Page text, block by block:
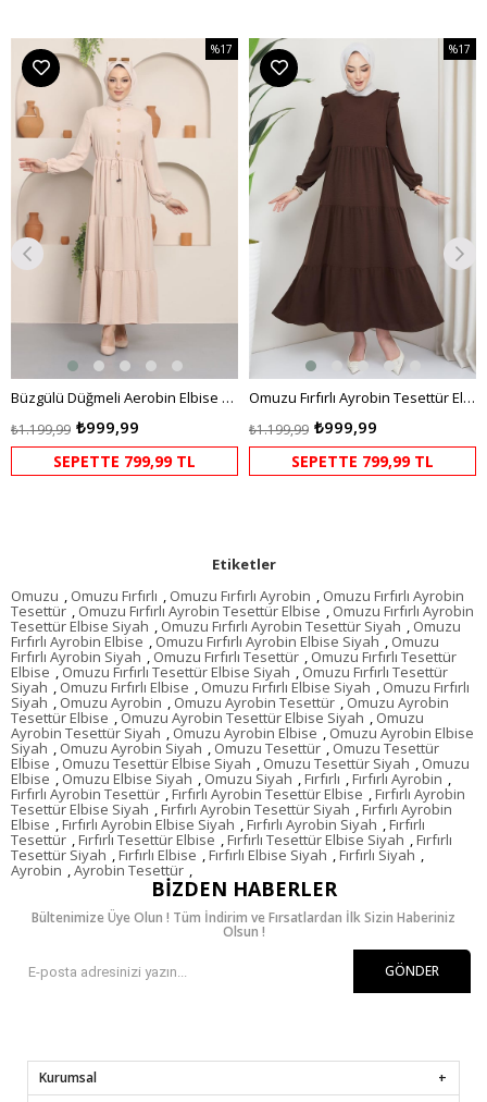
Büzgülü Düğmeli Aerobin Elbise Krem
₺999,99
₺1.199,99
%17
%17İndirim
SEPETTE 799,99 TL
Omuzu Fırfırlı Ayrobin Tesettür Elbise Kahverengi HM2062
₺999,99
₺1.199,99
%17
SEPETTE 799,99 TL
Etiketler
Omuzu , Omuzu Fırfırlı , Omuzu Fırfırlı Ayrobin , Omuzu Fırfırlı Ayrobin
Tesettür , Omuzu Fırfırlı Ayrobin Tesettür Elbise , Omuzu Fırfırlı Ayrobin
Tesettür Elbise Siyah , Omuzu Fırfırlı Ayrobin Tesettür Siyah , Omuzu
Fırfırlı Ayrobin Elbise , Omuzu Fırfırlı Ayrobin Elbise Siyah , Omuzu
Fırfırlı Ayrobin Siyah , Omuzu Fırfırlı Tesettür , Omuzu Fırfırlı Tesettür
Elbise , Omuzu Fırfırlı Tesettür Elbise Siyah , Omuzu Fırfırlı Tesettür
Siyah , Omuzu Fırfırlı Elbise , Omuzu Fırfırlı Elbise Siyah , Omuzu Fırfırlı
Siyah , Omuzu Ayrobin , Omuzu Ayrobin Tesettür ,Omuzu Ayrobin
Tesettür Elbise ,Omuzu Ayrobin Tesettür Elbise Siyah , Omuzu
Ayrobin Tesettür Siyah , Omuzu Ayrobin Elbise , Omuzu Ayrobin Elbise
Siyah , Omuzu Ayrobin Siyah , Omuzu Tesettür , Omuzu Tesettür
Elbise , Omuzu Tesettür Elbise Siyah , Omuzu Tesettür Siyah , Omuzu
Elbise , Omuzu Elbise Siyah , Omuzu Siyah ,Fırfırlı ,Fırfırlı Ayrobin ,
Fırfırlı Ayrobin Tesettür ,Fırfırlı Ayrobin Tesettür Elbise ,Fırfırlı Ayrobin
Tesettür Elbise Siyah ,Fırfırlı Ayrobin Tesettür Siyah ,Fırfırlı Ayrobin
Elbise ,Fırfırlı Ayrobin Elbise Siyah ,Fırfırlı Ayrobin Siyah ,Fırfırlı
Tesettür ,Fırfırlı Tesettür Elbise ,Fırfırlı Tesettür Elbise Siyah ,Fırfırlı
Tesettür Siyah ,Fırfırlı Elbise ,Fırfırlı Elbise Siyah ,Fırfırlı Siyah ,
Ayrobin ,Ayrobin Tesettür ,
BIZDEN HABERLER
Bültenimize Üye Olun ! Tüm İndirim ve Fırsatlardan İlk Sizin Haberiniz
Olsun !
GÖNDER
Kurumsal